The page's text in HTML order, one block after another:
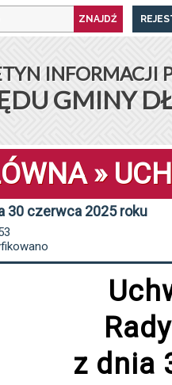
INFORMACJI
GMINY
»
30 czerwca 2025 roku
z dnia